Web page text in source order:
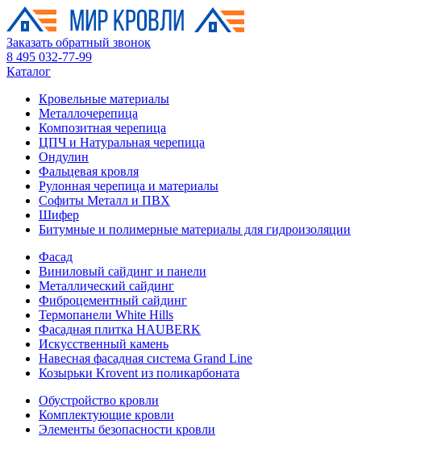
Заказать обратный звонок
8 495 032-77-99
Каталог
Кровельные материалы
Металлочерепица
Композитная черепица
ЦПЧ и Натуральная черепица
Ондулин
Фальцевая кровля
Рулонная черепица и материалы
Софиты Металл и ПВХ
Шифер
Битумные и полимерные материалы для гидроизоляции
Фасад
Виниловый сайдинг и панели
Металлический сайдинг
Фиброцементный сайдинг
Термопанели White Hills
Фасадная плитка HAUBERK
Искусственный камень
Навесная фасадная система Grand Line
Козырьки Krovent из поликарбоната
Обустройство кровли
Комплектующие кровли
Элементы безопасности кровли